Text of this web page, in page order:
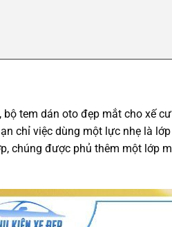
tem dán oto đẹp mắt cho xế
chỉ việc dùng một lực nhẹ là
chúng được phủ thêm một lớp